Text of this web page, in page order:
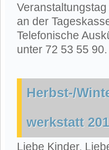
an der
Telefonische
unter 72 53 55 90.
Herbst-/
werkstatt
Liebe Kinder,